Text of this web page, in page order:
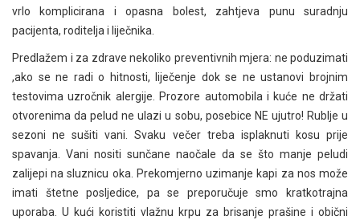
vrlo komplicirana i opasna bolest, zahtjeva punu suradnju
pacijenta, roditelja i liječnika.
Predlažem i za zdrave nekoliko preventivnih mjera: ne poduzimati
,ako se ne radi o hitnosti, liječenje dok se ne ustanovi brojnim
testovima uzročnik alergije. Prozore automobila i kuće ne držati
otvorenima da pelud ne ulazi u sobu, posebice NE ujutro! Rublje u
sezoni ne sušiti vani. Svaku večer treba isplaknuti kosu prije
spavanja. Vani nositi sunčane naočale da se što manje peludi
zalijepi na sluznicu oka. Prekomjerno uzimanje kapi za nos može
imati štetne posljedice, pa se preporučuje smo kratkotrajna
uporaba. U kući koristiti vlažnu krpu za brisanje prašine i obični